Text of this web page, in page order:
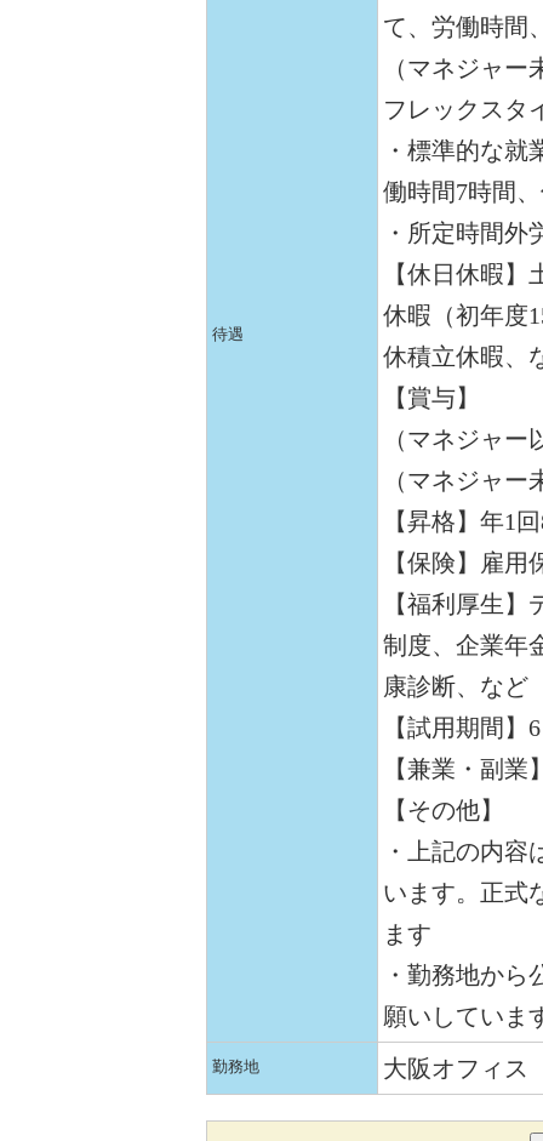
待遇
て、労働時間
（マネジャー
フレックスタ
・標準的な
働時間7時間
・所定時間外
【休日休暇
休暇（初年度
休積立休暇、
【賞与】
（マネジャ
（マネジャ
【昇格】年1
【保険】雇
【福利厚生
制度、企業年
康診断、など
【試用期間】
【兼業・副業
【その他】
・上記の内
います。正式
ます
・勤務地から
願いしていま
勤務地 大阪オフィス